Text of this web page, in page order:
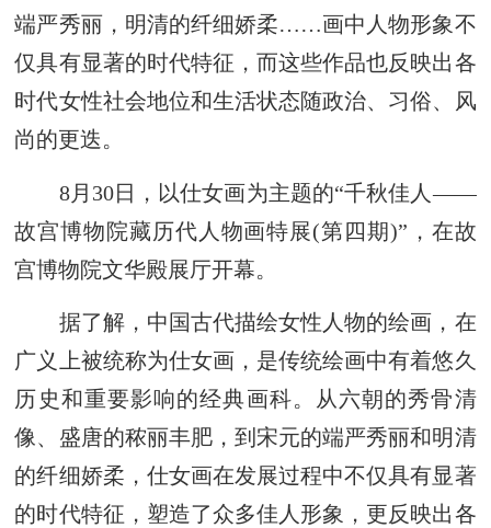
端严秀丽，明清的纤细娇柔……画中人物形象不
仅具有显著的时代特征，而这些作品也反映出各
时代女性社会地位和生活状态随政治、习俗、风
尚的更迭。
8月30日，以仕女画为主题的“千秋佳人——
故宫博物院藏历代人物画特展(第四期)”，在故
宫博物院文华殿展厅开幕。
据了解，中国古代描绘女性人物的绘画，在
广义上被统称为仕女画，是传统绘画中有着悠久
历史和重要影响的经典画科。从六朝的秀骨清
像、盛唐的秾丽丰肥，到宋元的端严秀丽和明清
的纤细娇柔，仕女画在发展过程中不仅具有显著
的时代特征，塑造了众多佳人形象，更反映出各